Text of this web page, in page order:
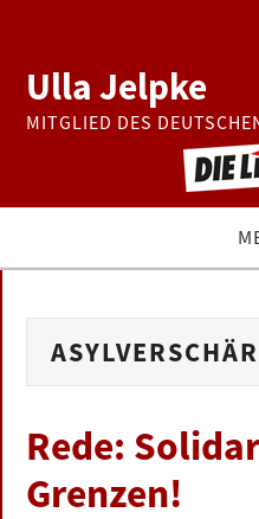
Ulla Jelpke
MITGLIED DES
BUNDESTAG
ZUR PERSON
Rede:
Grenzen!